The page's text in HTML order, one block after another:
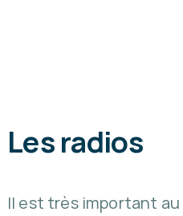
Les radios
Il est très important au